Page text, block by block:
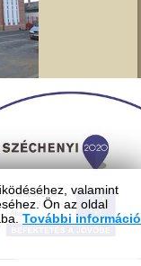
valamint
Ön az oldal
További információ